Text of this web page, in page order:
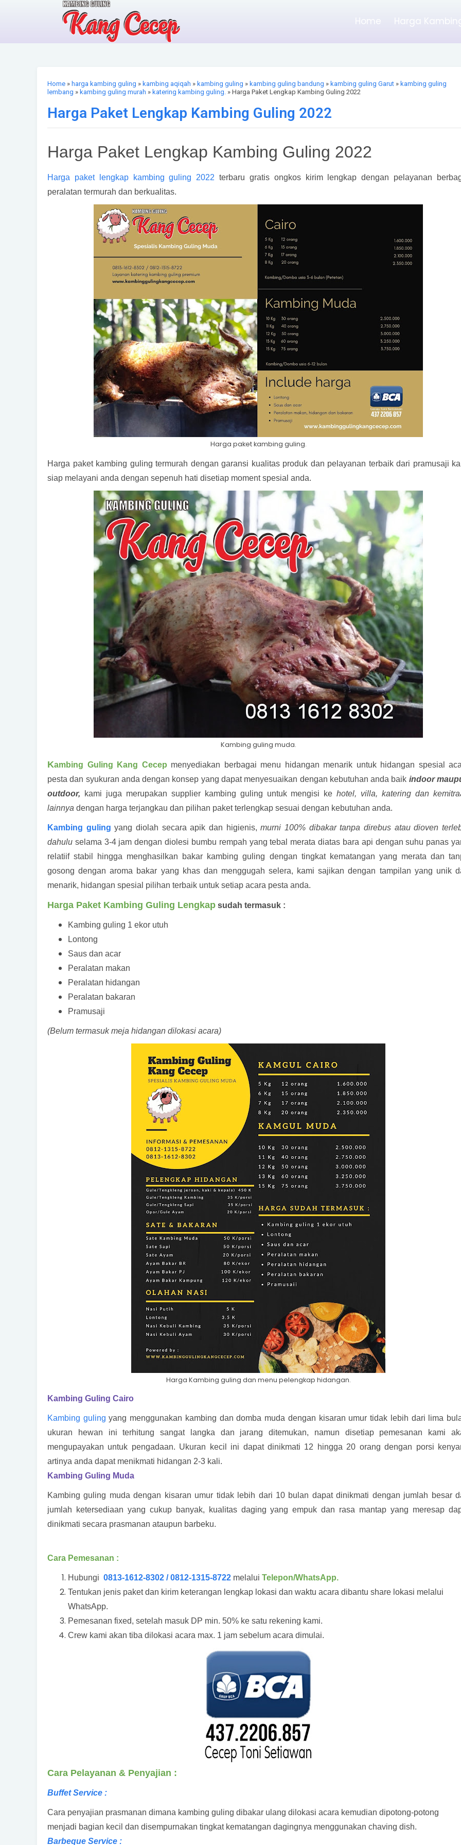
Home Harga
Home » harga kambing guling » kambing aqiqah » kambing guling » kambing guling bandung » kambing guling Garut » kambing guling
lembang » kambing guling murah » katering kambing guling. » Harga Paket Lengkap Kambing Guling 2022
Harga Paket Lengkap Kambing Guling 2022
Harga Paket Lengkap Kambing Guling 2022
Harga paket lengkap kambing guling 2022 terbaru gratis ongkos kirim lengkap dengan pelayanan
peralatan termurah dan berkualitas.
Harga paket kambing guling.
Harga paket kambing guling termurah dengan garansi kualitas produk dan pelayanan terbaik dari pramusaji
siap melayani anda dengan sepenuh hati disetiap moment spesial anda.
Kambing guling muda.
Kambing Guling Kang Cecep menyediakan berbagai menu hidangan menarik untuk hidangan spesial
pesta dan syukuran anda dengan konsep yang dapat menyesuaikan dengan kebutuhan anda baik indoor
outdoor, kami juga merupakan supplier kambing guling untuk mengisi kehotel, villa, katering dan
lainnya dengan harga terjangkau dan pilihan paket terlengkap sesuai dengan kebutuhan anda.
Kambing guling yang diolah secara apik dan higienis,murni 100% dibakar tanpa direbus atau dioven
dahulu selama 3-4 jam dengan diolesi bumbu rempah yang tebal merata diatas bara api dengan suhu panas
relatiif stabil hingga menghasilkan bakar kambing guling dengan tingkat kematangan yang merata dan
gosong dengan aroma bakar yang khas dan menggugah selera, kami sajikan dengan tampilan yang unik
menarik, hidangan spesial pilihan terbaik untuk setiap acara pesta anda.
Harga Paket Kambing Guling Lengkap sudah termasuk :
Kambing guling 1 ekor utuh
Lontong
Saus dan acar
Peralatan makan
Peralatan hidangan
Peralatan bakaran
Pramusaji
(Belum termasuk meja hidangan dilokasi acara)
Harga Kambing guling dan menu pelengkap hidangan.
Kambing Guling Cairo
Kambing gulingyang menggunakan kambing dan domba muda dengan kisaran umur tidak lebih dari lima
ukuran hewan ini terhitung sangat langka dan jarang ditemukan, namun disetiap pemesanan kami
mengupayakan untuk pengadaan. Ukuran kecil ini dapat dinikmati 12 hingga 20 orang dengan porsi
artinya anda dapat menikmati hidangan 2-3 kali.
Kambing Guling Muda
Kambing guling muda dengan kisaran umur tidak lebih dari 10 bulan dapat dinikmati dengan jumlah besar
jumlah ketersediaan yang cukup banyak, kualitas daging yang empuk dan rasa mantap yang meresap
dinikmati secara prasmanan ataupun barbeku.
Cara Pemesanan :
Hubungi 0813-1612-8302 / 0812-1315-8722 melalui Telepon/WhatsApp.
Tentukan jenis paket dan kirim keterangan lengkap lokasi dan waktu acara dibantu share lokasi melalui
WhatsApp.
Pemesanan fixed, setelah masuk DP min. 50% ke satu rekening kami.
Crew kami akan tiba dilokasi acara max. 1 jam sebelum acara dimulai.
Cara Pelayanan & Penyajian :
Buffet Service :
Cara penyajian prasmanan dimana kambing guling dibakar ulang dilokasi acara kemudian dipotong-potong
menjadi bagian kecil dan disempurnakan tingkat kematangan dagingnya menggunakan chaving dish.
Barbeque Service :